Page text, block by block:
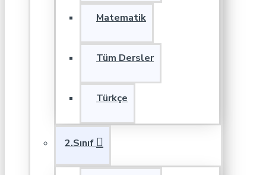
Matematik
Tüm Dersler
Türkçe
2.Sınıf